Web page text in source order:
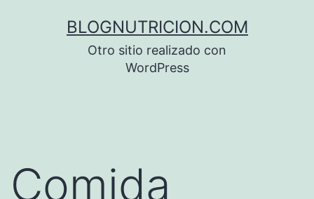
BLOGNUTRICION.COM
Otro sitio realizado con
WordPress
Comida